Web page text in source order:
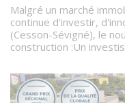
Malgré un marché
continue d'investir,
(Cesson-Sévigné), le
construction :Un